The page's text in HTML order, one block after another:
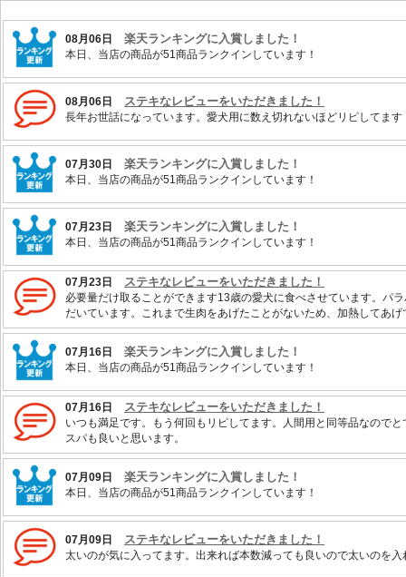
08月06日 楽天ランキングに入賞しました！
本日、当店の商品が51商品ランクインしています！
08月06日 ステキなレビューをいただきました！
長年お世話になっています。愛犬用に数え切れないほどリピしてま
07月30日 楽天ランキングに入賞しました！
本日、当店の商品が51商品ランクインしています！
07月23日 楽天ランキングに入賞しました！
本日、当店の商品が51商品ランクインしています！
07月23日 ステキなレビューをいただきました！
必要量だけ取ることができます13歳の愛犬に食べさせています。パ
だいています。これまで生肉をあげたことがないため、加熱してあ
07月16日 楽天ランキングに入賞しました！
本日、当店の商品が51商品ランクインしています！
07月16日 ステキなレビューをいただきました！
いつも満足です。もう何回もリピしてます。人間用と同等品なので
スパも良いと思います。
07月09日 楽天ランキングに入賞しました！
本日、当店の商品が51商品ランクインしています！
07月09日 ステキなレビューをいただきました！
太いのが気に入ってます。出来れば本数減っても良いので太いのを